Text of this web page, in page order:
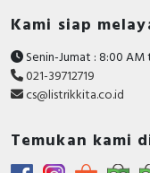
Kami siap
Senin-Jumat : 8:00
021-39712719
cs@listrikkita.co.id
Temukan kami